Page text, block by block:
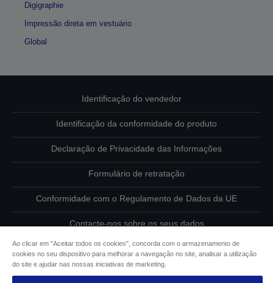
Digigraphie
Impressão direta em vestuário
Global
Identificação do vendedor
Identificação da conformidade do produto
Declaração de Privacidade das Informações
Formulário de retratação
Conformidade com o Regulamento de Dados da UE
Contacte-nos sobre os seus dados
Informações sobre cookies
Ao clicar em "Aceitar todos os cookies", concorda com o armazenamento de
cookies no seu dispositivo para melhorar a navegação no site, analisar a utilização
do site e ajudar nas nossas iniciativas de marketing.